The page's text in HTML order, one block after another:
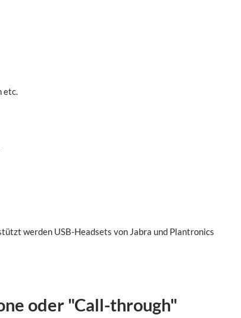
etc.
werden USB-Headsets von Jabra und Plantronics
oder "Call-through"